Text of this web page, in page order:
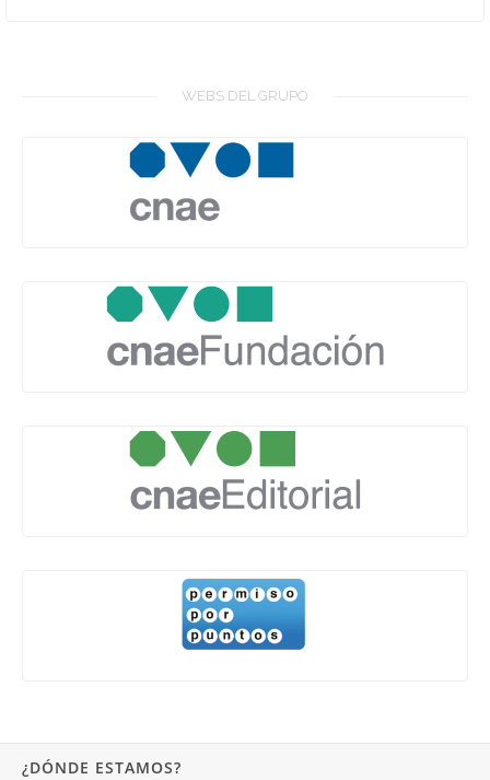
WEBS DEL GRUPO
¿DÓNDE ESTAMOS?